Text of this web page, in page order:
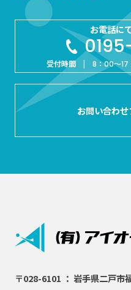
お電話に
受付時間 | 8：00～
お問い合わ
〒028-6101 ： 岩手県二戸市